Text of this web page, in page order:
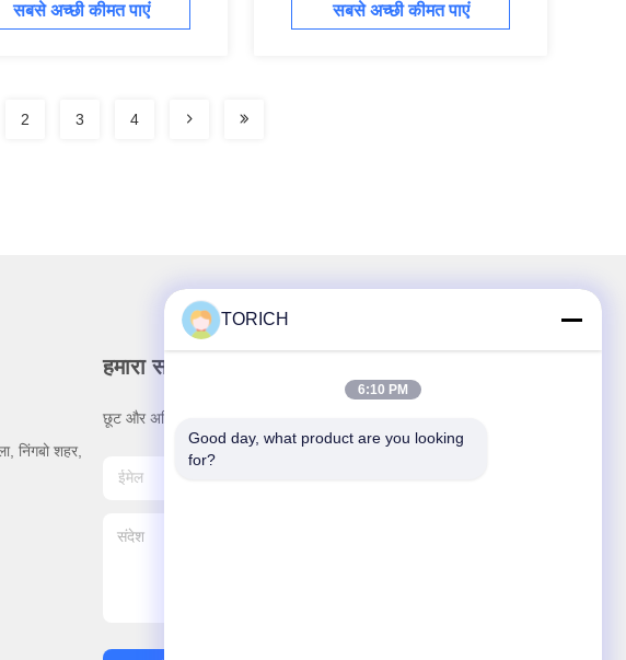
सबसे अच्छी कीमत पाएं सबसे अच्छी कीमत पाएं
2 3 4
निंगबो शहर,
हमारा समाचार पत्र
छूट और अधिक के लिए हमारे न्यूज़लेटर की सदस्यता लें।
TORICH
6:10 PM
Good day, what product are you looking
for?